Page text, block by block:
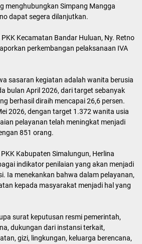
menghubungkan Simpang Mangga
dapat segera dilanjutkan.
Kecamatan Bandar Huluan, Ny. Retno
perkembangan pelaksanaan IVA
sasaran kegiatan adalah wanita berusia
bulan April 2026, dari target sebanyak
berhasil diraih mencapai 26,6 persen.
2026, dengan target 1.372 wanita usia
pelayanan telah meningkat menjadi
851 orang.
Kabupaten Simalungun, Herlina
indikator penilaian yang akan menjadi
Ia menekankan bahwa dalam pelayanan,
kepada masyarakat menjadi hal yang
surat keputusan resmi pemerintah,
dukungan dari instansi terkait,
gizi, lingkungan, keluarga berencana,